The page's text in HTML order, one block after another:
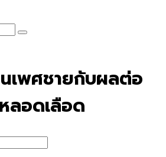
Search
นเพศชายกับผลต่อ
ลอดเลือด